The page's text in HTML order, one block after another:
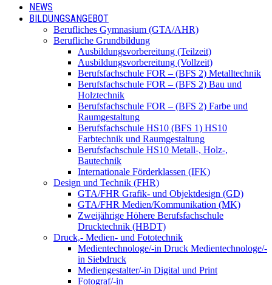
NEWS
BILDUNGSANGEBOT
Berufliches Gymnasium (GTA/AHR)
Berufliche Grundbildung
Ausbildungsvorbereitung (Teilzeit)
Ausbildungsvorbereitung (Vollzeit)
Berufsfachschule FOR – (BFS 2) Metalltechnik
Berufsfachschule FOR – (BFS 2) Bau und
Holztechnik
Berufsfachschule FOR – (BFS 2) Farbe und
Raumgestaltung
Berufsfachschule HS10 (BFS 1) HS10
Farbtechnik und Raumgestaltung
Berufsfachschule HS10 Metall-, Holz-,
Bautechnik
Internationale Förderklassen (IFK)
Design und Technik (FHR)
GTA/FHR Grafik- und Objektdesign (GD)
GTA/FHR Medien/Kommunikation (MK)
Zweijährige Höhere Berufsfachschule
Drucktechnik (HBDT)
Druck,- Medien- und Fototechnik
Medientechnologe/-in Druck Medientechnologe/-
in Siebdruck
Mediengestalter/-in Digital und Print
Fotograf/-in